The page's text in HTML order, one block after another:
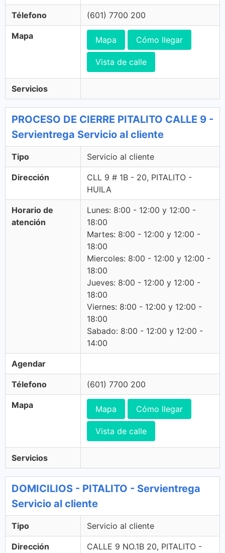
Télefono (601) 7700 200
Mapa Mapa Cómo llegar
Vista de calle
Servicios
PROCESO DE CIERRE PITALITO CALLE 9 -
Servientrega Servicio al cliente
Tipo Servicio al cliente
Dirección
CLL 9 # 1B - 20, PITALITO -
HUILA
Horario de
atención
Lunes: 8:00 - 12:00 y 12:00 -
18:00
Martes: 8:00 - 12:00 y 12:00 -
18:00
Miercoles: 8:00 - 12:00 y 12:00 -
18:00
Jueves: 8:00 - 12:00 y 12:00 -
18:00
Viernes: 8:00 - 12:00 y 12:00 -
18:00
Sabado: 8:00 - 12:00 y 12:00 -
14:00
Agendar
Télefono (601) 7700 200
Mapa Mapa Cómo llegar
Vista de calle
Servicios
DOMICILIOS - PITALITO - Servientrega
Servicio al cliente
Tipo Servicio al cliente
Dirección
CALLE 9 NO.1B 20, PITALITO -